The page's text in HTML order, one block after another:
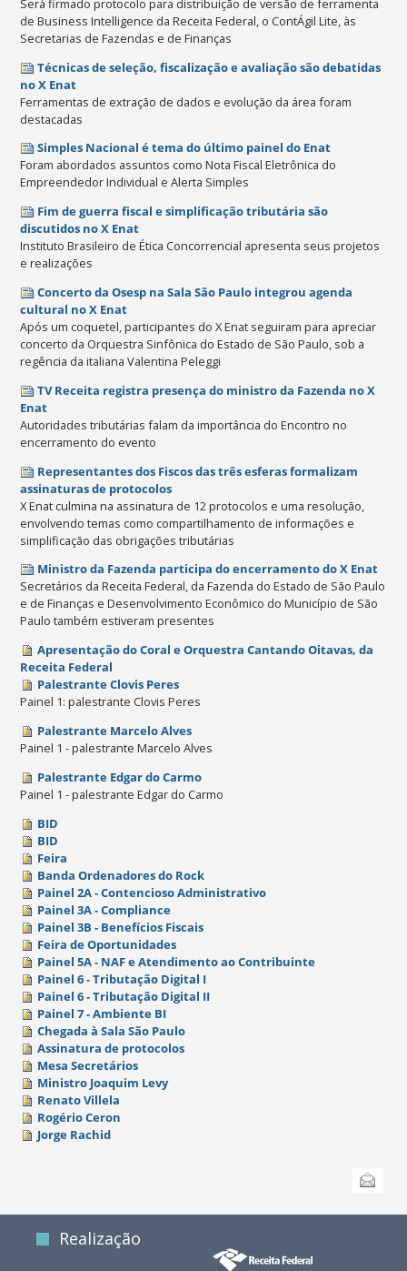
Será firmado protocolo para distribuição de versão de ferramenta
de Business Intelligence da Receita Federal, o ContÁgil Lite, às
Secretarias de Fazendas e de Finanças
Técnicas de seleção, fiscalização e avaliação são debatidas
no X Enat
Ferramentas de extração de dados e evolução da área foram
destacadas
Simples Nacional é tema do último painel do Enat
Foram abordados assuntos como Nota Fiscal Eletrônica do
Empreendedor Individual e Alerta Simples
Fim de guerra fiscal e simplificação tributária são
discutidos no X Enat
Instituto Brasileiro de Ética Concorrencial apresenta seus projetos
e realizações
Concerto da Osesp na Sala São Paulo integrou agenda
cultural no X Enat
Após um coquetel, participantes do X Enat seguiram para apreciar
concerto da Orquestra Sinfônica do Estado de São Paulo, sob a
regência da italiana Valentina Peleggi
TV Receita registra presença do ministro da Fazenda no X
Enat
Autoridades tributárias falam da importância do Encontro no
encerramento do evento
Representantes dos Fiscos das três esferas formalizam
assinaturas de protocolos
X Enat culmina na assinatura de 12 protocolos e uma resolução,
envolvendo temas como compartilhamento de informações e
simplificação das obrigações tributárias
Ministro da Fazenda participa do encerramento do X Enat
Secretários da Receita Federal, da Fazenda do Estado de São Paulo
e de Finanças e Desenvolvimento Econômico do Município de São
Paulo também estiveram presentes
Apresentação do Coral e Orquestra Cantando Oitavas, da
Receita Federal
Palestrante Clovis Peres
Painel 1: palestrante Clovis Peres
Palestrante Marcelo Alves
Painel 1 - palestrante Marcelo Alves
Palestrante Edgar do Carmo
Painel 1 - palestrante Edgar do Carmo
BID
BID
Feira
Banda Ordenadores do Rock
Painel 2A - Contencioso Administrativo
Painel 3A - Compliance
Painel 3B - Benefícios Fiscais
Feira de Oportunidades
Painel 5A - NAF e Atendimento ao Contribuinte
Painel 6 - Tributação Digital I
Painel 6 - Tributação Digital II
Painel 7 - Ambiente BI
Chegada à Sala São Paulo
Assinatura de protocolos
Mesa Secretários
Ministro Joaquim Levy
Renato Villela
Rogério Ceron
Jorge Rachid
Realização